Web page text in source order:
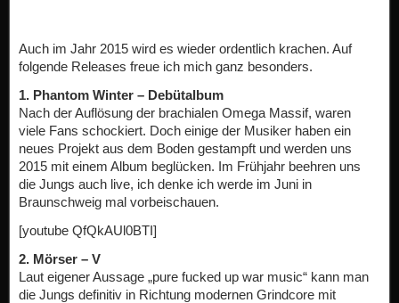
Auch im Jahr 2015 wird es wieder ordentlich krachen. Auf
folgende Releases freue ich mich ganz besonders.
1. Phantom Winter – Debütalbum
Nach der Auflösung der brachialen Omega Massif, waren
viele Fans schockiert. Doch einige der Musiker haben ein
neues Projekt aus dem Boden gestampft und werden uns
2015 mit einem Album beglücken. Im Frühjahr beehren uns
die Jungs auch live, ich denke ich werde im Juni in
Braunschweig mal vorbeischauen.
[youtube QfQkAUl0BTI]
2. Mörser – V
Laut eigener Aussage „pure fucked up war music“ kann man
die Jungs definitiv in Richtung modernen Grindcore mit